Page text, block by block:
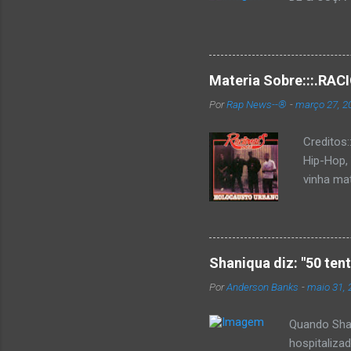
Materia
PorRap News--® -março 27,
Hip-
vinha
Como
rica
Cultura
Shaniqua diz: "50
PorAnderson Banks -maio 31,
Quando